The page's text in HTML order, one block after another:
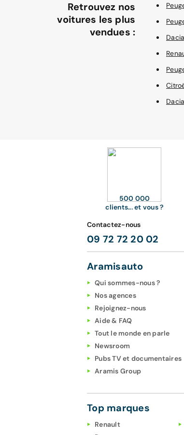
Retrouvez nos
voitures les plus
vendues :
500 000
clients... et vous ?
Contactez-nous
09 72 72 20 02
Aramisauto
Qui sommes-nous ?
Nos agences
Rejoignez-nous
Aide & FAQ
Tout le monde en parle
Newsroom
Pubs TV et documentaires
Aramis Group
Top marques
Renault